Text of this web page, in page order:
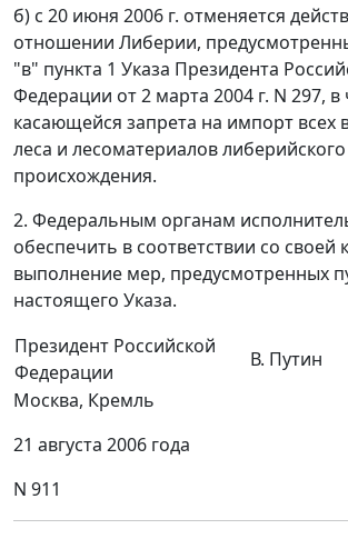
б) с 20 июня 2006 г. отменяется
отношении Либерии,
"в" пункта 1 Указа Президента
Федерации от 2 марта 2004 г. N 297, в
касающейся запрета на импорт всех
леса и лесоматериалов либерийского
происхождения.
2. Федеральным органам
обеспечить в соответствии со своей
выполнение мер, предусмотренных
настоящего Указа.
Президент Российской
Федерации
В. Путин
Москва, Кремль
21 августа 2006 года
N 911